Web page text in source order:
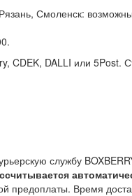
Смоленск: возможны
CDEK, DALLI или 5Post.
службу
предоплаты. Время